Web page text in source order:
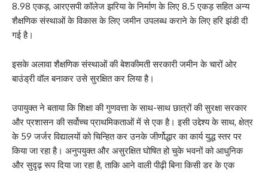
8.98 एकड़, आरएसपी कॉलेज झरिया के निर्माण के लिए 8.5 एकड़ सहित अन्य
शैक्षणिक संस्थाओं के विकास के लिए जमीन उपलब्ध कराने के लिए हरि झंडी दी
गई है।
इसके अलावा शैक्षणिक संस्थाओं की बेशकीमती सरकारी जमीन के चारों ओर
बाउंड्री वॉल बनाकर उसे सुरक्षित कर लिया है।
उपायुक्त ने बताया कि शिक्षा की गुणवत्ता के साथ-साथ छात्रों की सुरक्षा सरकार
और प्रशासन की सर्वोच्च प्राथमिकताओं में से एक है। इसी उद्देश्य के साथ, क्षेत्र
के 59 जर्जर विद्यालयों को चिन्हित कर उनके जीर्णोद्धार का कार्य युद्ध स्तर पर
किया जा रहा है। अनुपयुक्त और असुरक्षित घोषित हो चुके भवनों को आधुनिक
और सुदृढ़ रूप दिया जा रहा है, ताकि आने वाली पीढ़ी बिना किसी डर के एक